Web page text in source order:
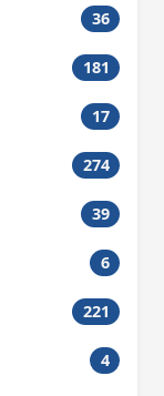
36
181
17
274
39
6
221
4